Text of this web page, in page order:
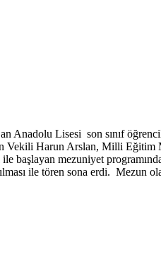
Anadolu Lisesi son sınıf
Vekili Harun Arslan, Milli Eğitim
ile başlayan mezuniyet
ile tören sona erdi. Mezun